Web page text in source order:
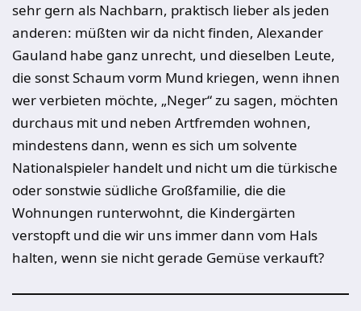
sehr gern als Nachbarn, praktisch lieber als jeden
anderen: müßten wir da nicht finden, Alexander
Gauland habe ganz unrecht, und dieselben Leute,
die sonst Schaum vorm Mund kriegen, wenn ihnen
wer verbieten möchte, „Neger“ zu sagen, möchten
durchaus mit und neben Artfremden wohnen,
mindestens dann, wenn es sich um solvente
Nationalspieler handelt und nicht um die türkische
oder sonstwie südliche Großfamilie, die die
Wohnungen runterwohnt, die Kindergärten
verstopft und die wir uns immer dann vom Hals
halten, wenn sie nicht gerade Gemüse verkauft?